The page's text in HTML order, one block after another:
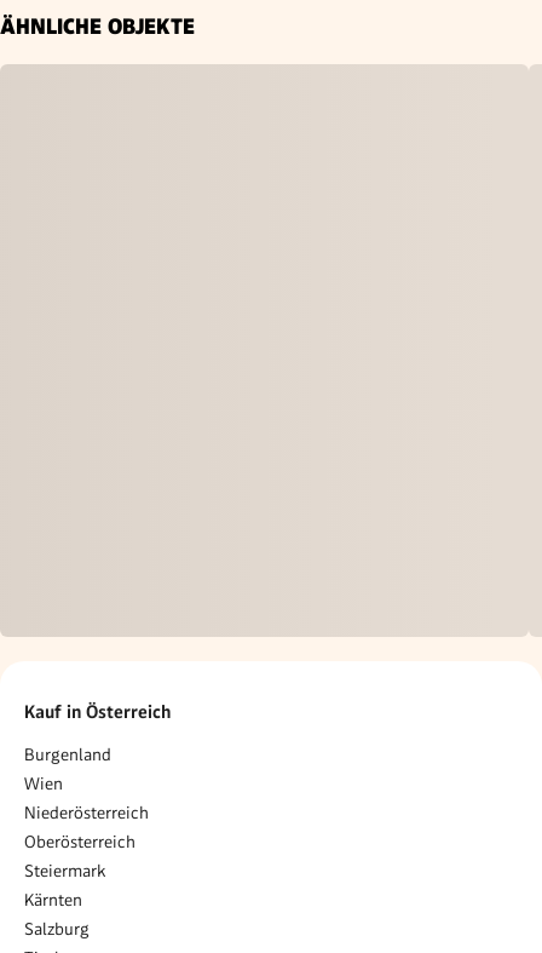
ÄHNLICHE OBJEKTE
Kauf in Österreich
Burgenland
Wien
Niederösterreich
Oberösterreich
Steiermark
Kärnten
Salzburg